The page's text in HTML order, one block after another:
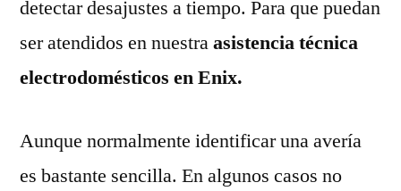
detectar desajustes a tiempo. Para que puedan
ser atendidos en nuestraasistencia técnica
electrodomésticos en Enix.
Aunque normalmente identificar una avería
es bastante sencilla. En algunos casos no